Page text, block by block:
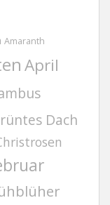
Amaranth
April
Dach